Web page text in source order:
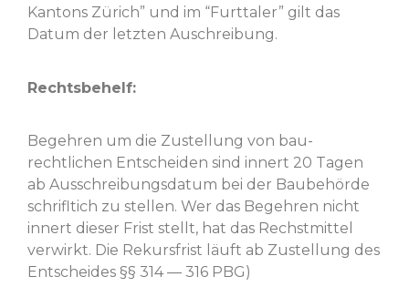
Kan­tons Zürich” und im “Furt­taler” gilt das
Datum der let­zten Auschreibung.
Rechts­be­helf:
Begehren um die Zustel­lung von bau­
rechtlichen Entschei­den sind innert 20 Tagen
ab Auss­chrei­bungs­da­tum bei der Baube­hörde
schri­fltich zu stellen. Wer das Begehren nicht
innert dieser Frist stellt, hat das Rech­st­mit­tel
ver­wirkt. Die Rekurs­frist läuft ab Zustel­lung des
Entschei­des §§ 314 — 316 PBG)